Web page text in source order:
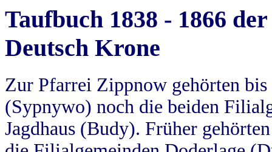
Taufbuch 1838 - 1866
Deutsch Krone
Zur Pfarrei Zippnow gehörten
(Sypnywo) noch die beiden
Jagdhaus (Budy). Früher